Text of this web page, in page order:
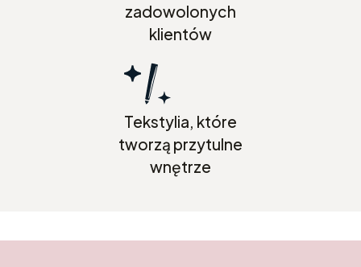
zadowolonych
klientów
Tekstylia, które
tworzą przytulne
wnętrze